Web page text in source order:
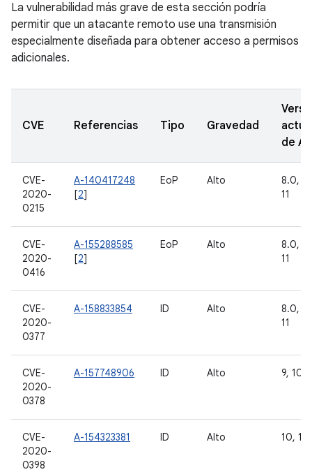
La vulnerabilidad más grave de esta sección podría
permitir que un atacante remoto use una transmisión
especialmente diseñada para obtener acceso a permisos
adicionales.
CVE Referencias Tipo Gravedad
de
CVE-
2020-
0215
A-140417248
[2]
EoP Alto
8.0,
11
CVE-
2020-
0416
A-155288585
[2]
EoP Alto
8.0,
11
CVE-
2020-
0377
A-158833854 ID Alto
8.0,
11
CVE-
2020-
0378
A-157748906 ID Alto 9, 10 y
CVE-
2020-
0398
A-154323381 ID Alto 10, 11